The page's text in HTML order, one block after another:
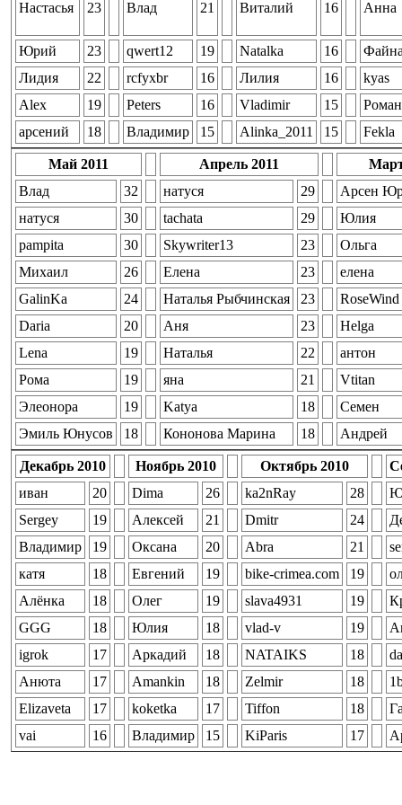
Настасья 23 Влад 21 Виталий 16 Анна
Юрий 23 qwert12 19 Natalka 16
Лидия
22 rcfyxbr 16 Лилия 16
kyas
Alex
19 Peters 16 Vladimir 15
арсений
18 Владимир 15 Alinka_2011 15 Fekla
Май 2011 Апрель 2011
Влад
32 натуся 29
Арсен
натуся
30 tachata 29
Юлия
pampita
30 Skywriter13 23
Ольга
Михаил
26 Елена 23
елена
GalinKa
24 Наталья Рыбчинская 23
RoseWind
Daria
20 Аня 23
Helga
Lena
19 Наталья 22
антон
Рома
19 яна 21
Vtitan
Элеонора
19 Katya 18
Семен
Эмиль Юнусов
18 Кононова Марина 18 Андрей
Декабрь 2010 Ноябрь 2010 Октябрь 2010
иван
20 Dima 26 ka2nRay 28
Sergey
19 Алексей 21 Dmitr 24
Владимир
19 Оксана 20 Abra 21
катя
18 Евгений 19 bike-crimea.com 19
Алёнка
18 Олег 19 slava4931 19
GGG
18 Юлия 18 vlad-v 19
igrok
17 Аркадий 18 NATAIKS 18
Анюта
17 Amankin 18 Zelmir 18
Elizaveta
17 koketka 17 Tiffon 18
vai
16 Владимир 15 KiParis 17